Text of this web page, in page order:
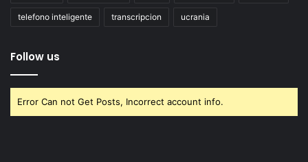
telefono inteligente transcripcion ucrania
Follow us
Error Can not Get Posts, Incorrect account info.